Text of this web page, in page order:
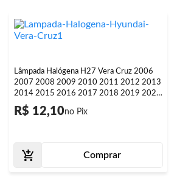
Lâmpada Halógena H27 Vera Cruz 2006
2007 2008 2009 2010 2011 2012 2013
2014 2015 2016 2017 2018 2019 2020
27W
R$ 12,10
Comprar